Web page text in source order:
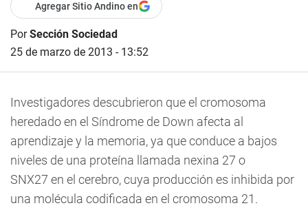
Agregar Sitio Andino en
PorSección Sociedad
25 de marzo de 2013 - 13:52
Investigadores descubrieron que el cromosoma
heredado en el Síndrome de Down afecta al
aprendizaje y la memoria, ya que conduce a bajos
niveles de una proteína llamada nexina 27 o
SNX27 en el cerebro, cuya producción es inhibida por
una molécula codificada en el cromosoma 21.